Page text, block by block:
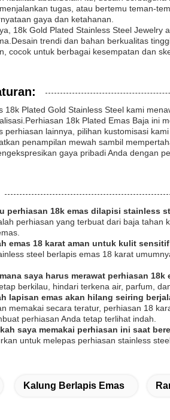
tugas, atau bertemu teman-
gaya dan ketahanan.
18k Gold Plated Stainless Steel
trendi dan bahan berkualitas
cocok untuk berbagai kesempatan dan
18k Plated Gold Stainless Steel kami
18k Plated Emas Baja ini
perhiasan lainnya, pilihan kustomisasi
penampilan mewah sambil
gaya pribadi Anda dengan
perhiasan 18k emas dilapisi stainless
perhiasan yang terbuat dari baja tahan
emas 18 karat aman untuk kulit
steel berlapis emas 18 karat
saya harus merawat perhiasan
berkilau, hindari terkena air, parfum,
lapisan emas akan hilang seiring
memakai secara teratur, perhiasan 18
perhiasan Anda tetap terlihat indah.
saya memakai perhiasan ini saat
untuk melepas perhiasan stainless
Kalung Berlapis Emas